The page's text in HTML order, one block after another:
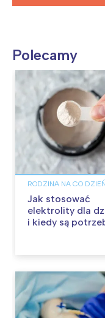
Polecamy
RODZINA NA CO
Jak stosować
elektrolity dla
i kiedy są